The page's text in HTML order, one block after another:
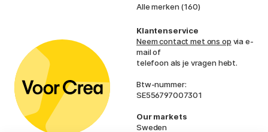
Alle merken (160)
Klantenservice
Neem contact met ons op via e-
mail of
telefoon als je vragen hebt.
Btw-nummer:
SE556797007301
Our markets
Sweden